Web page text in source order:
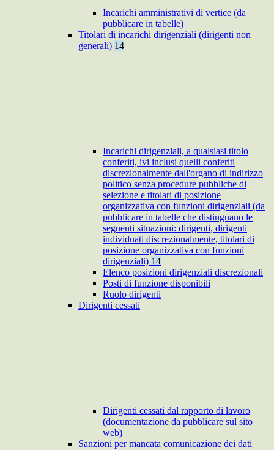
Incarichi amministrativi di vertice (da
pubblicare in tabelle)
Titolari di incarichi dirigenziali (dirigenti non
generali) 14
Incarichi dirigenziali, a qualsiasi titolo
conferiti, ivi inclusi quelli conferiti
discrezionalmente dall'organo di indirizzo
politico senza procedure pubbliche di
selezione e titolari di posizione
organizzativa con funzioni dirigenziali (da
pubblicare in tabelle che distinguano le
seguenti situazioni: dirigenti, dirigenti
individuati discrezionalmente, titolari di
posizione organizzativa con funzioni
dirigenziali) 14
Elenco posizioni dirigenziali discrezionali
Posti di funzione disponibili
Ruolo dirigenti
Dirigenti cessati
Dirigenti cessati dal rapporto di lavoro
(documentazione da pubblicare sul sito
web)
Sanzioni per mancata comunicazione dei dati